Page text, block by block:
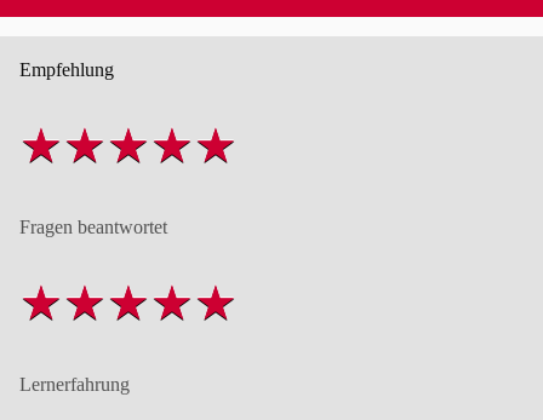
Empfehlung
Fragen beantwortet
Lernerfahrung